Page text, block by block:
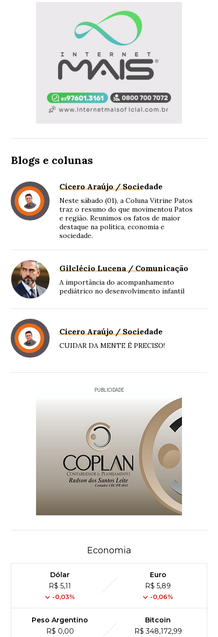
Blogs e colunas
Cícero Araújo / Sociedade
Neste sábado (01), a Coluna Vitrine Patos
traz o resumo do que movimentou Patos
e região. Reunimos os fatos de maior
destaque na política, economia e
sociedade.
Gilclécio Lucena / Comunicação
A importância do acompanhamento
pediátrico no desenvolvimento infantil
Cícero Araújo / Sociedade
CUIDAR DA MENTE É PRECISO!
PUBLICIDADE
Economia
Dólar
R$ 5,11
-0,03%
Euro
R$ 5,89
-0,06%
Peso Argentino
R$ 0,00
Bitcoin
R$ 348,172,99